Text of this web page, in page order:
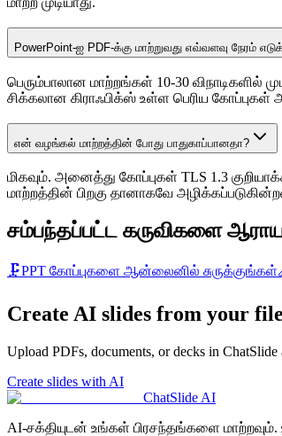
PowerPoint-ஐ PDF-க்கு மாற்றுவது எவ்வளவு நேரம்
பெரும்பாலான மாற்றங்கள் 10-30
சிக்கலான கிராஃபிக்ஸ் உள்ள பெரிய
என் வழங்கல் மாற்றத்தின் போது பாதுகாப்பானதா?
மிகவும். அனைத்து கோப்புகள் TLS 1.3
மாற்றத்தின் பிறகு தானாகவே
சம்பந்தப்பட்ட கருவிகளை
🗜️PPT கோப்புகளை ஆன்லைனில் சுருக்குங்கள்
Create AI slides from your file
Upload PDFs, documents, or decks in
Create slides with AI
ChatSlide AI
AI-சக்தியுடன் உங்கள் பிரசந்தங்களை